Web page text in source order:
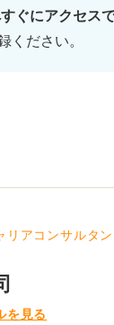
ぐにアクセス
ください。
リアコンサルタ
を見る